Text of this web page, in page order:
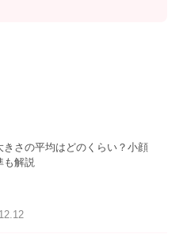
きさの平均はどのくらい？小顔
も解説